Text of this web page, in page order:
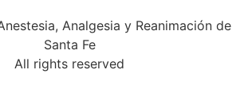
Analgesia y Reanimación de
Santa Fe
All rights reserved